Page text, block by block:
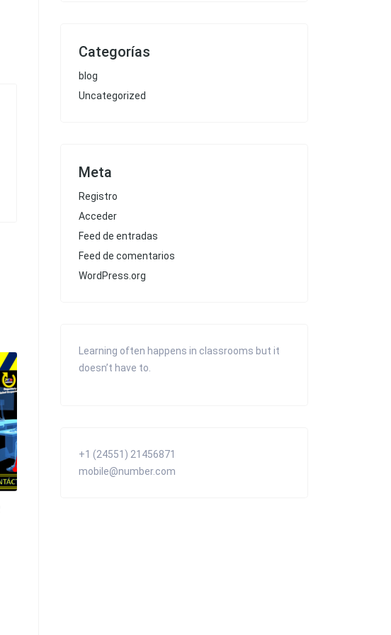
Categorías
blog
Uncategorized
Meta
Registro
Acceder
Feed de entradas
Feed de comentarios
WordPress.org
Learning often happens in classrooms but it
doesn’t have to.
+1 (24551) 21456871
mobile@number.com